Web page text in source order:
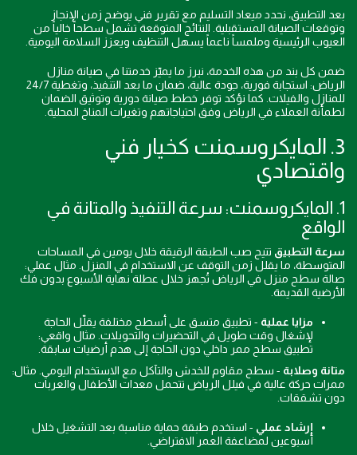
بعد التطبيق، نحدد ميعاد التسليم مع تقرير فني يوضح زمن الإنجاز
وتوقعات الصيانة المستقبلية. النتائج المتوقعة تشمل سطحاً خالياً من
العيوب الرئيسية وملمساً ناعماً يسهل التنظيف ويعزز السلامة اليومية.
ضمن كل بند من هذه الخدمة، نبرز ما يميّز خدمتنا في صيانة منازل
الرياض: استجابة فورية، جودة عالية، ضمان ما بعد التنفيذ، وتغطية 24/7
للمنازل والفيلات. كما نؤكد توفر خطط صيانة دورية وتوثيق الضمان
لطمأنة العملاء في الرياض وفق احتياجاتهم وتغيرات المناخ المحلية.
3. المايكروسمنت كخيار فني
واقتصادي
1. المايكروسمنت: سرعة التنفيذ والمتانة في
الواقع
سرعة التطبيق تتيح صب الطبقة الرقيقة خلال يومين في المساحات
المتوسطة، ما يقلل زمن التوقف عن الاستخدام في المنزل. مثال عملي:
صالة سطح منزل في الرياض تُجهز خلال عطلة نهاية الأسبوع بدون فك
الأرضية القديمة.
مزايا عملية - تطبيق متسق على أسطح مختلفة يقلّل الحاجة
لإشغال وقت طويل في التحضيرات والتحويلات. مثال واقعي:
تطبيق سطح ممر داخلي دون الحاجة إلى هدم أرضيات سابقة.
متانة وصلابة - سطح مقاوم للخدش والتآكل مع الاستخدام اليومي. مثال:
ممرات حركة عالية في فيلل الرياض تتحمل معدات الأطفال والعربات
دون تشققات.
إرشاد عملي - استخدم طبقة حماية مناسبة بعد التشغيل خلال
أسبوعين لمضاعفة العمر الافتراضي.